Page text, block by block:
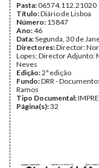
Pasta:06574.112.21020
Título:Diário de Lisboa
Número: 15847
Ano:46
Data:Segunda, 30 de
Directores:Director:
Lopes; Director Adjunto:
Neves
Edição:2ª edição
Fundo:DRR -
Ramos
Tipo Documental:
Página(s):32